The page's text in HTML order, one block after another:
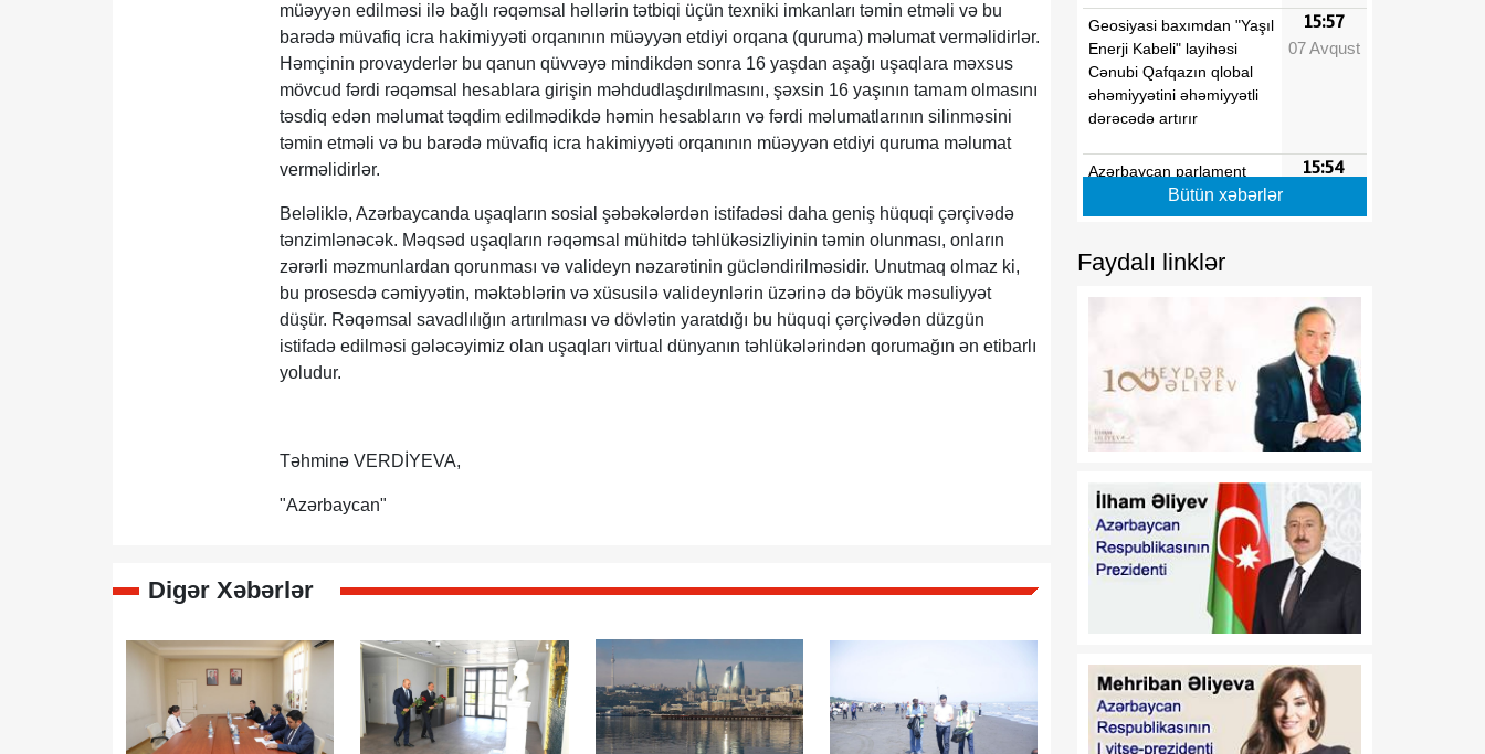
müəyyən edilməsi ilə bağlı rəqəmsal həllərin tətbiqi üçün texniki imkanları təmin etməli və bu
barədə müvafiq icra hakimiyyəti orqanının müəyyən etdiyi orqana (quruma) məlumat verməlidirlər.
Həmçinin provayderlər bu qanun qüvvəyə mindikdən sonra 16 yaşdan aşağı uşaqlara məxsus
mövcud fərdi rəqəmsal hesablara girişin məhdudlaşdırılmasını, şəxsin 16 yaşının tamam olmasını
təsdiq edən məlumat təqdim edilmədikdə həmin hesabların və fərdi məlumatlarının silinməsini
təmin etməli və bu barədə müvafiq icra hakimiyyəti orqanının müəyyən etdiyi quruma məlumat
verməlidirlər.
Beləliklə, Azərbaycanda uşaqların sosial şəbəkələrdən istifadəsi daha geniş hüquqi çərçivədə
tənzimlənəcək. Məqsəd uşaqların rəqəmsal mühitdə təhlükəsizliyinin təmin olunması, onların
zərərli məzmunlardan qorunması və valideyn nəzarətinin gücləndirilməsidir. Unutmaq olmaz ki,
bu prosesdə cəmiyyətin, məktəblərin və xüsusilə valideynlərin üzərinə də böyük məsuliyyət
düşür. Rəqəmsal savadlılığın artırılması və dövlətin yaratdığı bu hüquqi çərçivədən düzgün
istifadə edilməsi gələcəyimiz olan uşaqları virtual dünyanın təhlükələrindən qorumağın ən etibarlı
yoludur.
Təhminə VERDİYEVA,
"Azərbaycan"
Digər Xəbərlər
Geosiyasi baxımdan "Yaşıl
Enerji Kabeli" layihəsi
Cənubi Qafqazın qlobal
əhəmiyyətini əhəmiyyətli
dərəcədə artırır
15:57
07 Avqust
Azərbaycan parlament
diplomatiyası beynəlxalq
əməkdaşlığın
15:54
Regionun siyasi tarixində
07 Avqust
Tarixi zəfərdən mütləq
sülhə
15:24
07 Avqust
Vaşinqtondan başlayan
15:05
Cənubi Qafqazda
uzunmüddətli sülh və
iqtisadi inteqrasiyanın
14:48
07 Avqust
adamı qətlə yetirəndən
sonra intihar edib
07 Avqust
Bakıda keçiriləcək
13:26
Bütün xəbərlər
Faydalı linklər